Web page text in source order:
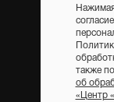
также
об
«Центр